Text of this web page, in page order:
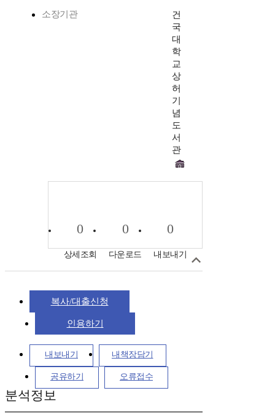
소장기관
건
국
대
학
교
상
허
기
념
도
서
관
0
상세조회
0
다운로드
0
내보내기
복사/대출신청
인용하기
내보내기 내책장담기
공유하기 오류접수
분석정보